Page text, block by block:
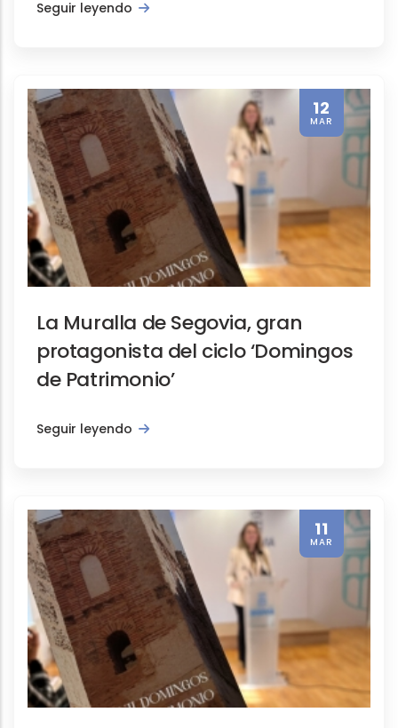
Seguir leyendo
12
MAR
La Muralla de Segovia, gran
protagonista del ciclo ‘Domingos
de Patrimonio’
Seguir leyendo
11
MAR